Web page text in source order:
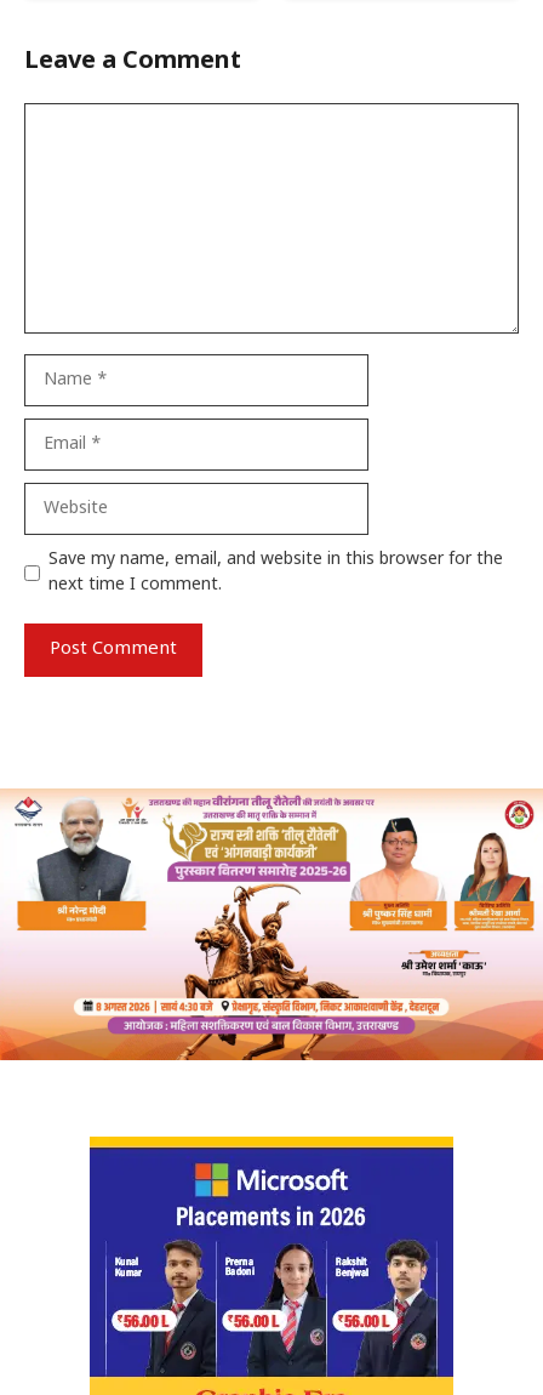
Leave a Comment
Website
Save my name, email, and website in this browser for the
next time I comment.